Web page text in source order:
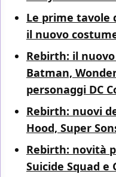
Le prime tavole
il nuovo
Rebirth: il
Batman,
personaggi DC
Rebirth: nuovi
Hood, Super
Rebirth: novità
Suicide Squad e